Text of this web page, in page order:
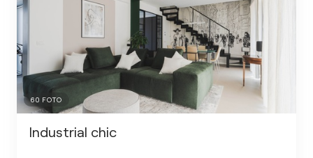
60 FOTO
Industrial chic